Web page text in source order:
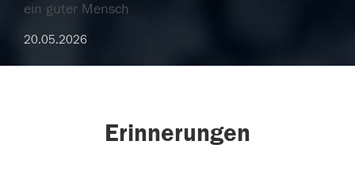
ein guter Mensch
20.05.2026
Erinnerungen